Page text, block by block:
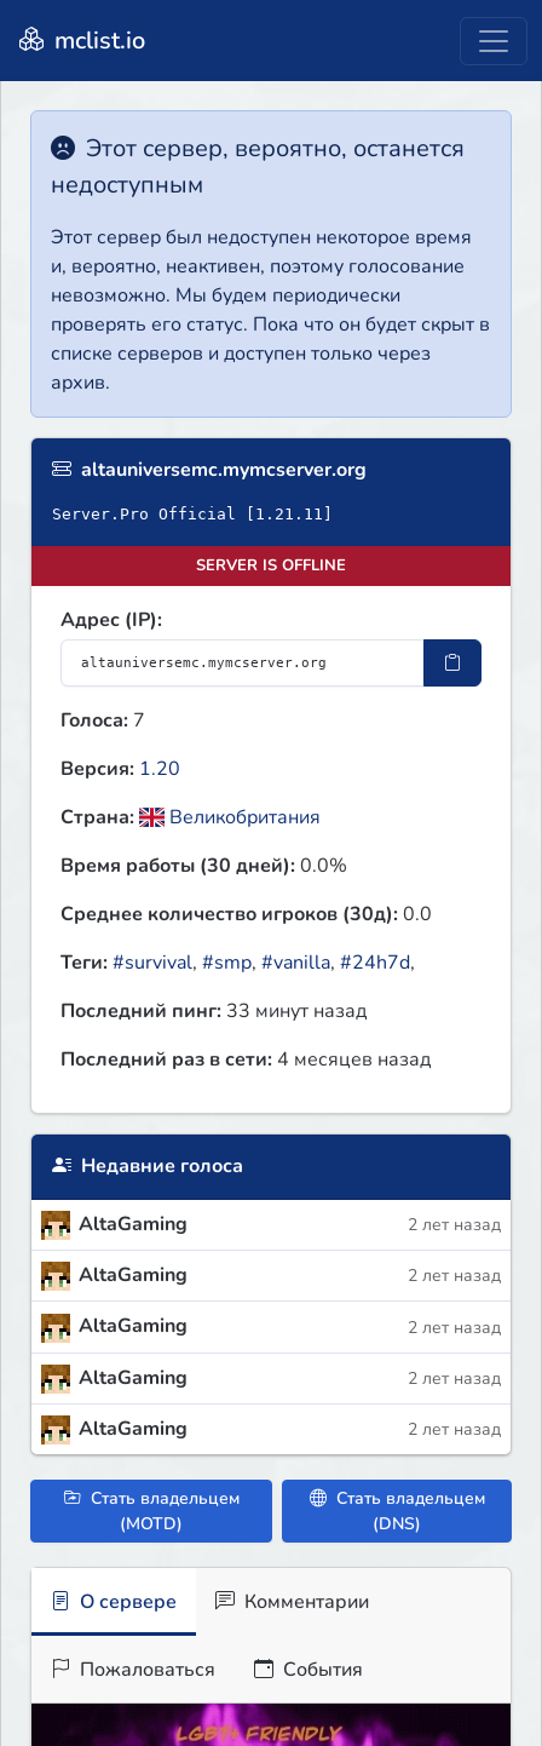
mclist.io
Этот сервер, вероятно, останется
недоступным
Этот сервер был недоступен некоторое время
и, вероятно, неактивен, поэтому голосование
невозможно. Мы будем периодически
проверять его статус. Пока что он будет скрыт в
списке серверов и доступен только через
архив.
altauniversemc.mymcserver.org
SERVER IS OFFLINE
Адрес (IP):
Голоса: 7
Версия: 1.20
Страна:
Великобритания
Время работы (30 дней):0.0%
Среднее количество игроков (30д):0.0
Теги:#survival, #smp, #vanilla, #24h7d,
Последний пинг: 33 минут назад
Последний раз в сети: 4 месяцев назад
Недавние голоса
AltaGaming 2 лет назад
AltaGaming 2 лет назад
AltaGaming 2 лет назад
AltaGaming 2 лет назад
AltaGaming 2 лет назад
Стать владельцем
(MOTD)
Стать владельцем
(DNS)
О сервере Комментарии
Пожаловаться События